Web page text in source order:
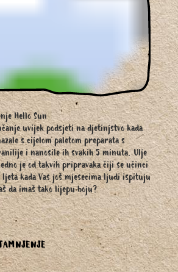
Hello Sun
uvijek podsjeti na djetinjstvo kada
s cijelom paletom preparata s
i nanosile ih svakih 5 minuta. Ulje
je od takvih pripravaka čiji se učinci
ljeta kada Vas još mjesecima ljudi ispituju
da imaš tako lijepu boju?